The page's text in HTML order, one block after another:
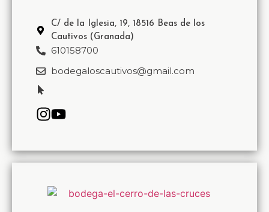
C/ de la Iglesia, 19, 18516 Beas de los
Cautivos (Granada)
610158700
bodegaloscautivos@gmail.com